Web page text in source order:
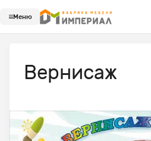
Меню
Вернисаж